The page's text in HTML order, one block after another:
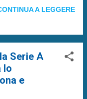
A LEGGERE
Serie A
lo
e